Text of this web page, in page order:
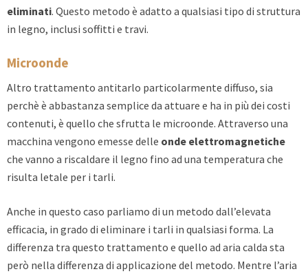
eliminati. Questo metodo è adatto a qualsiasi tipo di struttura
in legno, inclusi soffitti e travi.
Microonde
Altro trattamento antitarlo particolarmente diffuso, sia
perchè è abbastanza semplice da attuare e ha in più dei costi
contenuti, è quello che sfrutta le microonde. Attraverso una
macchina vengono emesse delle onde elettromagnetiche
che vanno a riscaldare il legno fino ad una temperatura che
risulta letale per i tarli.
Anche in questo caso parliamo di un metodo dall’elevata
efficacia, in grado di eliminare i tarli in qualsiasi forma. La
differenza tra questo trattamento e quello ad aria calda sta
però nella differenza di applicazione del metodo. Mentre l’aria